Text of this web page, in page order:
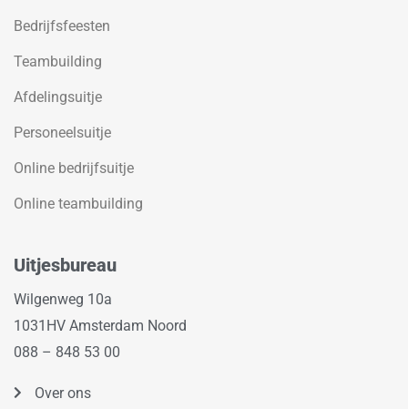
Bedrijfsfeesten
Teambuilding
Afdelingsuitje
Personeelsuitje
Online bedrijfsuitje
Online teambuilding
Uitjesbureau
Wilgenweg 10a
1031HV Amsterdam Noord
088 – 848 53 00
Over ons